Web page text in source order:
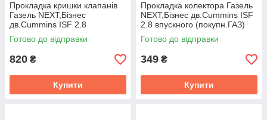
Прокладка кришки клапанiв
Газель NEXT,Бiзнес
дв.Cummins ISF 2.8
(Cummins) 5255312
Готово до відправки
820 ₴
Купити
Прокладка колектора Газель
NEXT,Бізнес дв.Cummins ISF
2.8 впускного (покупн.ГАЗ)
Готово до відправки
349 ₴
Купити